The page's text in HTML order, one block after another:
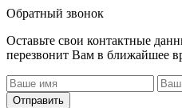
Обратный звонок
Оставьте свои контактные
перезвонит Вам в ближайшее